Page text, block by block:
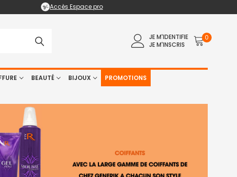
Accès Espace pro
JE M'IDENTIFIE
JE M'INSCRIS
0
BEAUTÉ BIJOUX PROMOTIONS